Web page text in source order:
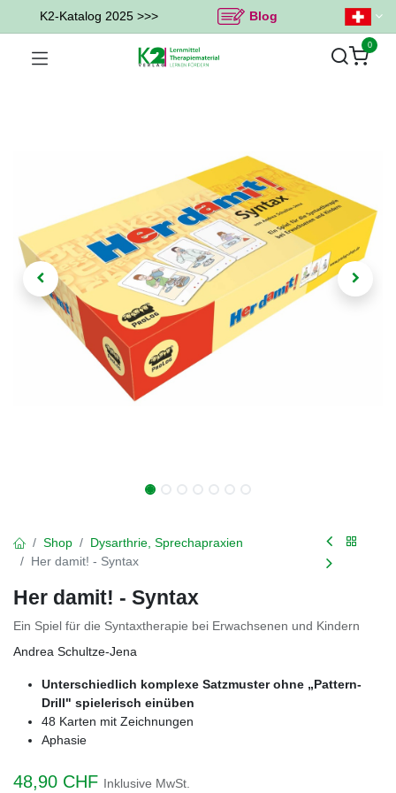
K2-Katalog 2025 >>> Blog
0
Shop
Dysarthrie, Sprechapraxien
Her damit! - Syntax
Her damit! - Syntax
Ein Spiel für die Syntaxtherapie bei Erwachsenen und Kindern
Andrea Schultze-Jena
Unterschiedlich komplexe Satzmuster ohne „Pattern-
Drill" spielerisch einüben
48 Karten mit Zeichnungen
Aphasie
48,90 CHF Inklusive MwSt.